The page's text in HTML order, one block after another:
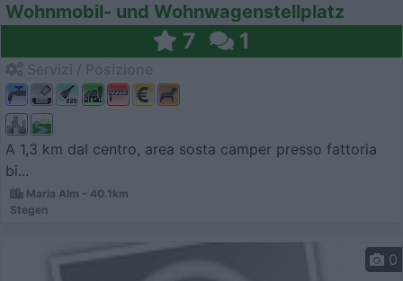
Wohnmobil- und Wohnwagenstellplatz
7 1
A 1,3 km dal centro, area sosta camper presso fattoria
bi...
Maria Alm - 40.1km
Stegen
0